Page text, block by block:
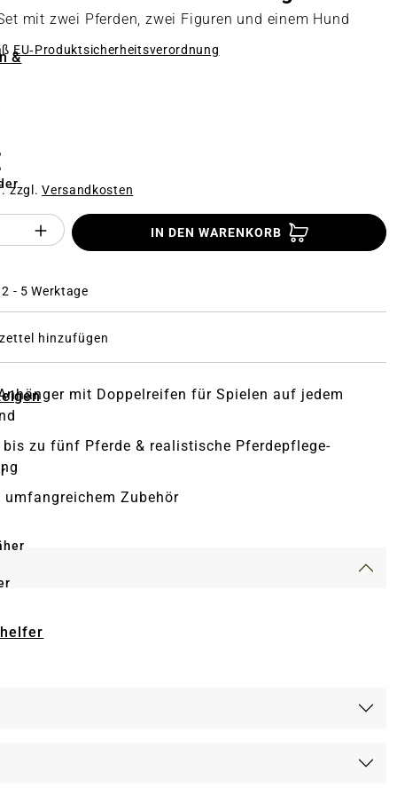
&
mit zwei Pferden, zwei Figuren und einem Hund
EU‑Produktsicherheitsverordnung
zzgl.Versandkosten
des Produktes "%product%":
IN DEN WARENKORB
- 5 Werktage
hinzufügen
mit Doppelreifen für Spielen auf jedem
zu fünf Pferde & realistische Pferdepflege-
umfangreichem Zubehör